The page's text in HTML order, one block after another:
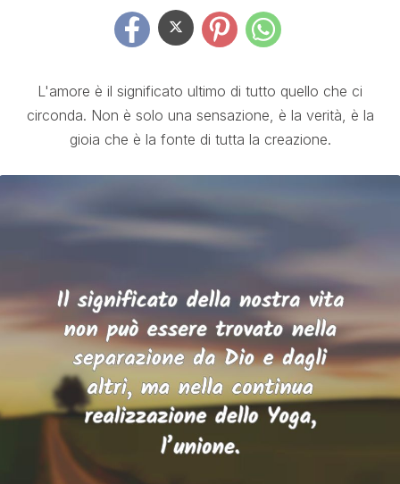
L'amore è il significato ultimo di tutto quello che ci
circonda. Non è solo una sensazione, è la verità, è la
gioia che è la fonte di tutta la creazione.